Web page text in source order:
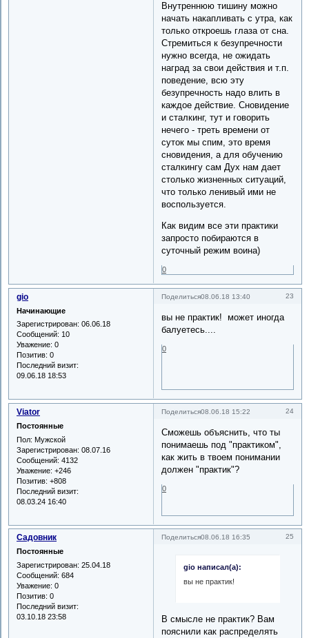
Внутреннюю тишину можно
начать накапливать с утра, как
только откроешь глаза от сна.
Стремиться к безупречности
нужно всегда, не ожидать
наград за свои действия и т.п.
поведение, всю эту
безупречность надо влить в
каждое действие. Сновидение
и сталкинг, тут и говорить
нечего - треть времени от
суток мы спим, это время
сновидения, а для обучению
сталкингу сам Дух нам дает
столько жизненных ситуаций,
что только ленивый ими не
воспользуется.
Как видим все эти практики
запросто побираются в
суточный режим воина)
0
Поделиться 23
08.06.18 13:40
gio
Начинающие
Зарегистрирован: 06.06.18
Сообщений: 10
Уважение: 0
Позитив: 0
Последний визит:
09.06.18 18:53
вы не практик! может иногда
балуетесь....
0
Поделиться 24
08.06.18 15:22
Viator
Постоянные
Пол: Мужской
Зарегистрирован: 08.07.16
Сообщений: 4132
Уважение: +246
Позитив: +808
Последний визит:
08.03.24 16:40
Сможешь объяснить, что ты
понимаешь под "практиком",
как жить в твоем понимании
должен "практик"?
0
Поделиться 25
08.06.18 16:35
Садовник
Постоянные
Зарегистрирован: 25.04.18
Сообщений: 684
Уважение: 0
Позитив: 0
Последний визит:
03.10.18 23:58
gio написал(а):
вы не практик!
В смысле не практик? Вам
пояснили как распределять